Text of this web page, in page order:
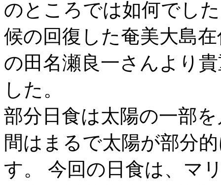
のところでは如何でし
候の回復した奄美大島
の田名瀬良一さんより
した。
部分日食は太陽の一部
間はまるで太陽が部分
す。 今回の日食は、マ